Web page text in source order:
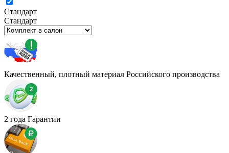
Стандарт
Стандарт
Качественный, плотный материал Российского производства
2 года Гарантии